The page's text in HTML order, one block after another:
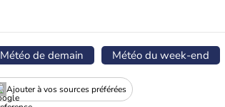
Météo de demain Météo du week-end
Ajouter à vos sources préférées